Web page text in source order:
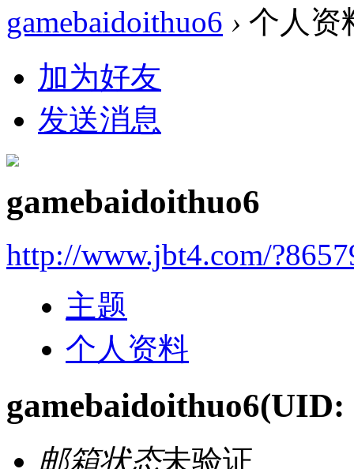
gamebaidoithuo6 › 个人资
加为好友
发送消息
gamebaidoithuo6
http://www.jbt4.com/
主题
个人资料
gamebaidoithuo6(UID:
邮箱状态未验证